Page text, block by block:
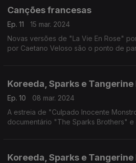
Canções francesas
Ep. 11
15 mar. 2024
Novas versões de "La Vie En Rose"
por Caetano Veloso são o ponto de
Koreeda, Sparks e Tangerine
Ep. 10
08 mar. 2024
A estreia de "Culpado Inocente
documentário "The Sparks Brothers" e
Koreeda, Sparks e Tangerine